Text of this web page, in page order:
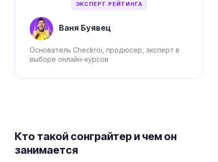
ЭКСПЕРТ РЕЙТИНГА
Ваня Буявец
Основатель Checkroi, продюсер, эксперт в
выборе онлайн-курсов
Кто такой сонграйтер и чем он
занимается